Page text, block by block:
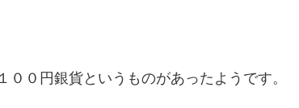
０円銀貨というものがあったようです。